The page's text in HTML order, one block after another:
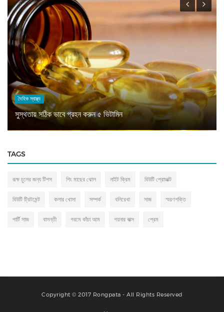
দৈহিক স্বাস্থ্য
সুস্থতায় সঠিক ভাবে গ্রহন করুন ৫ ভিটামিন
TAGS
রূক্ষ চুলের জন্য টিপস শিং মাছের ঝোল নাইট ক্রিম বিউটি প্রোডাক্ট
বিউটি ট্রিটমেন্ট কলার খোসা সম্পর্ক বলিরেখা সাজ স্মরণশক্তি
পার্টি সাজ বাসন্তী গরমে কাঁচা আম গয়নার বাক্স প্রেম
Copyright © 2017 Rongpata - All Rights Reserved